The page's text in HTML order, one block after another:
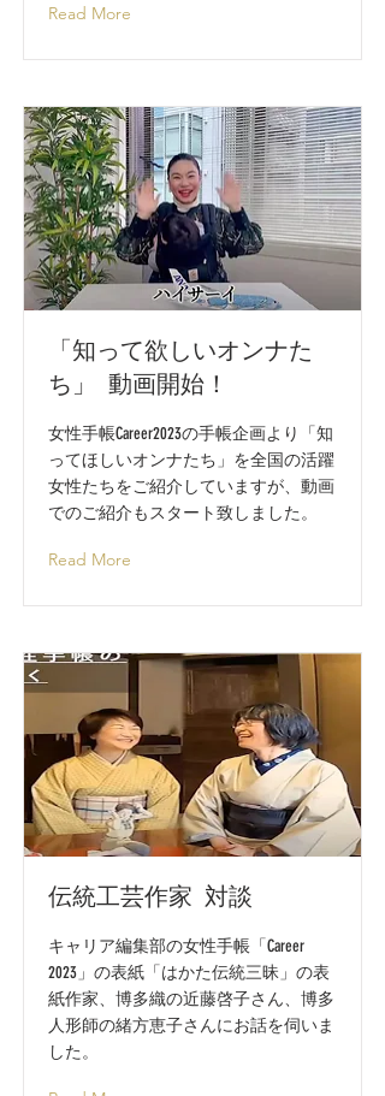
Read More
「知って欲しいオンナた
ち」 動画開始！
女性手帳Career2023の手帳企画より「知
ってほしいオンナたち」を全国の活躍
女性たちをご紹介していますが、動画
でのご紹介もスタート致しました。
Read More
伝統工芸作家 対談
キャリア編集部の女性手帳「Career
2023」の表紙「はかた伝統三昧」の表
紙作家、博多織の近藤啓子さん、博多
人形師の緒方恵子さんにお話を伺いま
した。